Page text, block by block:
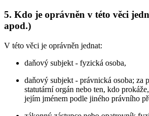
5. Kdo je oprávněn v této věci
apod.)
V této věci je oprávněn jednat:
daňový subjekt - fyzická osoba,
daňový subjekt - právnická osoba; za
statutární orgán nebo ten, kdo
jejím jménem podle jiného právního